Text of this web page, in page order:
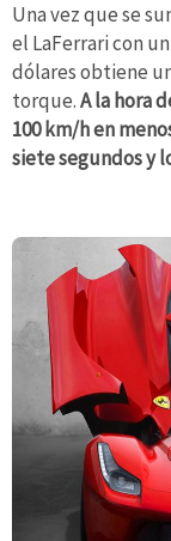
Una vez que se
el LaFerrari con
dólares obtiene
torque.A la hora
100 km/h en
siete segundos y